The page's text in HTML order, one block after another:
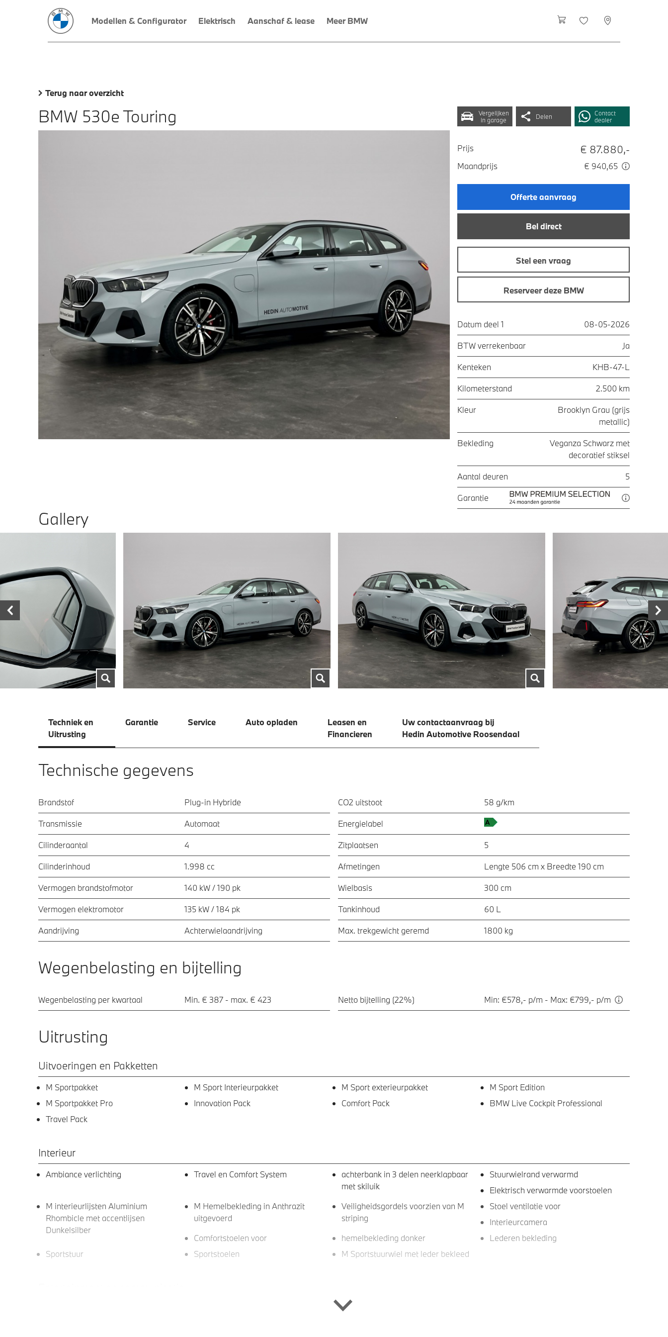
Modellen & Configurator Elektrisch Aanschaf & lease Meer BMW
Terug naar overzicht
BMW 530e Touring
Vergelijken
in garage
Delen
Contact
dealer
Prijs € 87.880,-
Maandprijs € 940,65
Offerte aanvraag
Bel direct
Stel een vraag
Reserveer deze BMW
Datum deel 1 08-05-2026
BTW verrekenbaar Ja
Kenteken KHB-47-L
Kilometerstand 2.500 km
Kleur
Brooklyn Grau (grijs
metallic)
Bekleding
Veganza Schwarz met
decoratief stiksel
Aantal deuren 5
Garantie
Gallery
Techniek en
Uitrusting
Garantie Service Auto opladen
Leasen en
Financieren
Uw contactaanvraag bij
Hedin Automotive Roosendaal
Technische gegevens
Brandstof Plug-in Hybride
Transmissie Automaat
Cilinderaantal 4
Cilinderinhoud 1.998 cc
Vermogen brandstofmotor 140 kW / 190 pk
Vermogen elektromotor 135 kW / 184 pk
Aandrijving Achterwielaandrijving
CO2 uitstoot 58 g/km
Energielabel
Zitplaatsen 5
Afmetingen Lengte 506 cm x Breedte 190 cm
Wielbasis 300 cm
Tankinhoud 60 L
Max. trekgewicht geremd 1800 kg
Wegenbelasting en bijtelling
Wegenbelasting per kwartaal Min. € 387 - max. € 423 Netto bijtelling (22%) Min: €578,- p/m - Max: €799,- p/m
Uitrusting
Uitvoeringen en Pakketten
M Sportpakket M Sport Interieurpakket M Sport exterieurpakket
M Sport Edition
M Sportpakket Pro
Innovation Pack Comfort Pack
BMW Live Cockpit Professional
Travel Pack
Interieur
Ambiance verlichting Travel en Comfort System
achterbank in 3 delen neerklapbaar
met skiluik
Stuurwielrand verwarmd
Elektrisch verwarmde voorstoelen
M interieurlijsten Aluminium
Rhombicle met accentlijsen
Dunkelsilber
M Hemelbekleding in Anthrazit
uitgevoerd
Veiligheidsgordels voorzien van M
striping
Stoel ventilatie voor
Interieurcamera
Comfortstoelen voor
hemelbekleding donker
Lederen bekleding
Sportstuur
Sportstoelen M Sportstuurwiel met leder bekleed
Curved Display